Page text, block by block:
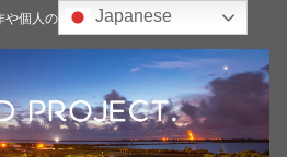
や個人の雑記ブログJapanese